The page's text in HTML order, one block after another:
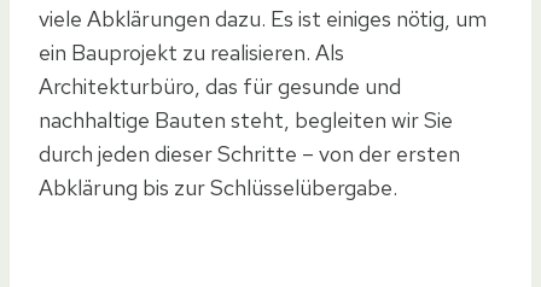
viele Abklärungen dazu. Es ist einiges nötig, um
ein Bauprojekt zu realisieren. Als
Architekturbüro, das für gesunde und
nachhaltige Bauten steht, begleiten wir Sie
durch jeden dieser Schritte – von der ersten
Abklärung bis zur Schlüsselübergabe.